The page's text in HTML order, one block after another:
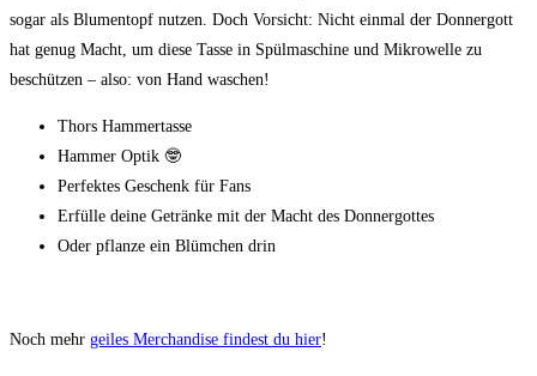
sogar als Blumentopf nutzen. Doch Vorsicht: Nicht einmal der Donnergott
hat genug Macht, um diese Tasse in Spülmaschine und Mikrowelle zu
beschützen – also: von Hand waschen!
Thors Hammertasse
Hammer Optik 🤓
Perfektes Geschenk für Fans
Erfülle deine Getränke mit der Macht des Donnergottes
Oder pflanze ein Blümchen drin
Noch mehr geiles Merchandise findest du hier!